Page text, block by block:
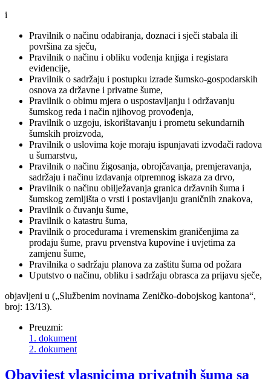
i
Pravilnik o načinu odabiranja, doznaci i sječi stabala ili
površina za sječu,
Pravilnik o načinu i obliku vođenja knjiga i registara
evidencije,
Pravilnik o sadržaju i postupku izrade šumsko-gospodarskih
osnova za državne i privatne šume,
Pravilnik o obimu mjera o uspostavljanju i održavanju
šumskog reda i način njihovog provođenja,
Pravilnik o uzgoju, iskorištavanju i prometu sekundarnih
šumskih proizvoda,
Pravilnik o uslovima koje moraju ispunjavati izvođači radova
u šumarstvu,
Pravilnik o načinu žigosanja, obrojčavanja, premjeravanja,
sadržaju i načinu izdavanja otpremnog iskaza za drvo,
Pravilnik o načinu obilježavanja granica državnih šuma i
šumskog zemljišta o vrsti i postavljanju graničnih znakova,
Pravilnik o čuvanju šume,
Pravilnik o katastru šuma,
Pravilnik o procedurama i vremenskim graničenjima za
prodaju šume, pravu prvenstva kupovine i uvjetima za
zamjenu šume,
Pravilnika o sadržaju planova za zaštitu šuma od požara
Uputstvo o načinu, obliku i sadržaju obrasca za prijavu sječe,
objavljeni u („Službenim novinama Zeničko-dobojskog kantona“,
broj: 13/13).
Preuzmi:
1. dokument
2. dokument
Obavijest vlasnicima privatnih šuma sa